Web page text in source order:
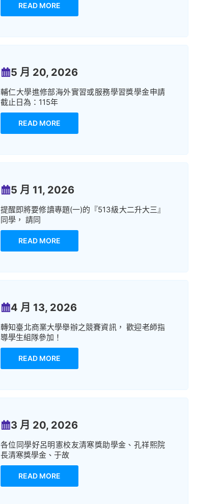
READ MORE
5 月 20, 2026
輔仁大學進修部海外實習或服務學習獎學金申請
截止日為：115年
READ MORE
5 月 11, 2026
提醒即將要修讀專題(一)的『513級大二升大三』
同學， 請同
READ MORE
4 月 13, 2026
轉知臺北商業大學舉辦之競賽資訊， 歡迎老師指
導學生組隊參加！
READ MORE
3 月 20, 2026
各位同學好呂明憲校友清寒獎助學金、孔祥熙院
長清寒獎學金、于故
READ MORE